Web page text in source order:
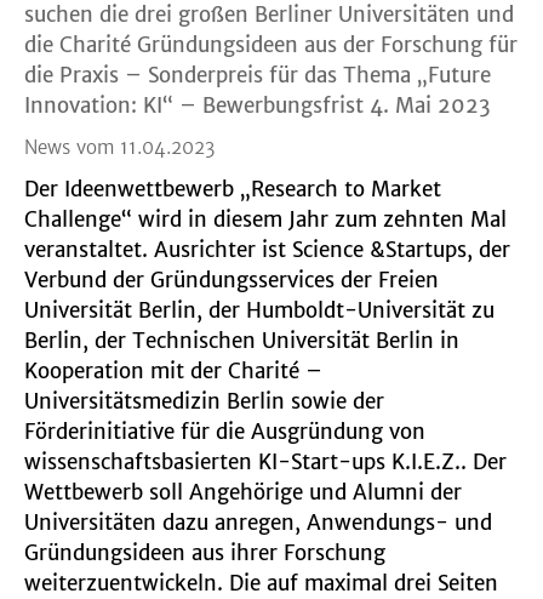
suchen die drei großen Berliner Universitäten und
die Charité Gründungsideen aus der Forschung für
die Praxis – Sonderpreis für das Thema „Future
Innovation: KI“ – Bewerbungsfrist 4. Mai 2023
News vom 11.04.2023
Der Ideenwettbewerb „Research to Market
Challenge“ wird in diesem Jahr zum zehnten Mal
veranstaltet. Ausrichter ist Science &Startups, der
Verbund der Gründungsservices der Freien
Universität Berlin, der Humboldt-Universität zu
Berlin, der Technischen Universität Berlin in
Kooperation mit der Charité –
Universitätsmedizin Berlin sowie der
Förderinitiative für die Ausgründung von
wissenschaftsbasierten KI-Start-ups K.I.E.Z.. Der
Wettbewerb soll Angehörige und Alumni der
Universitäten dazu anregen, Anwendungs- und
Gründungsideen aus ihrer Forschung
weiterzuentwickeln. Die auf maximal drei Seiten